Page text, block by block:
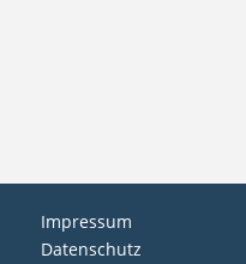
Impressum
Datenschutz